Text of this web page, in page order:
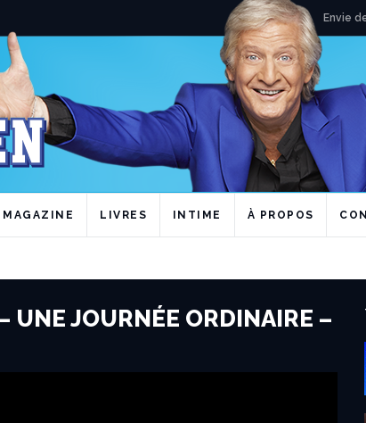
Envie
MAGAZINE LIVRES INTIME À PROPOS
UNE JOURNÉE ORDINAIRE –